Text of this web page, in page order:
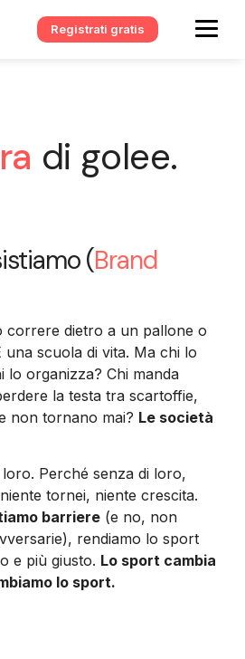
Registrati gratis
di golee.
(Brand
correre dietro a un pallone o
una scuola di vita. Ma chi lo
lo organizza? Chi manda
la testa tra scartoffie,
non tornano mai? Le società
Perché senza di loro,
tornei, niente crescita.
barriere (e no, non
rendiamo lo sport
e più giusto. Lo sport cambia
lo sport.